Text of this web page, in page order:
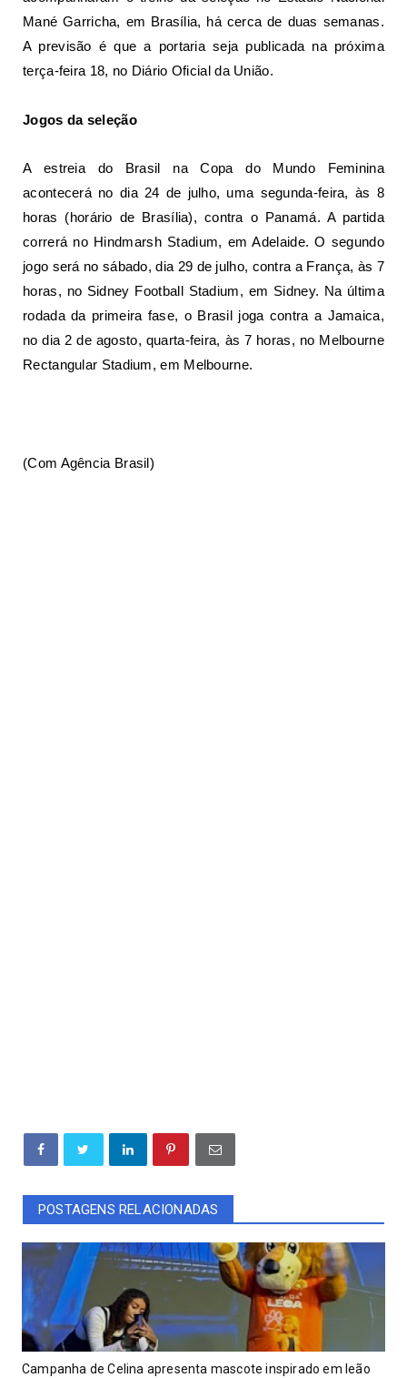
Mané Garricha, em Brasília, há cerca de duas semanas.
A previsão é que a portaria seja publicada na próxima
terça-feira 18, no Diário Oficial da União.
Jogos da seleção
A estreia do Brasil na Copa do Mundo Feminina
acontecerá no dia 24 de julho, uma segunda-feira, às 8
horas (horário de Brasília), contra o Panamá. A partida
correrá no Hindmarsh Stadium, em Adelaide. O segundo
jogo será no sábado, dia 29 de julho, contra a França, às 7
horas, no Sidney Football Stadium, em Sidney. Na última
rodada da primeira fase, o Brasil joga contra a Jamaica,
no dia 2 de agosto, quarta-feira, às 7 horas, no Melbourne
Rectangular Stadium, em Melbourne.
(Com Agência Brasil)
POSTAGENS RELACIONADAS
Campanha de Celina apresenta mascote inspirado em leão